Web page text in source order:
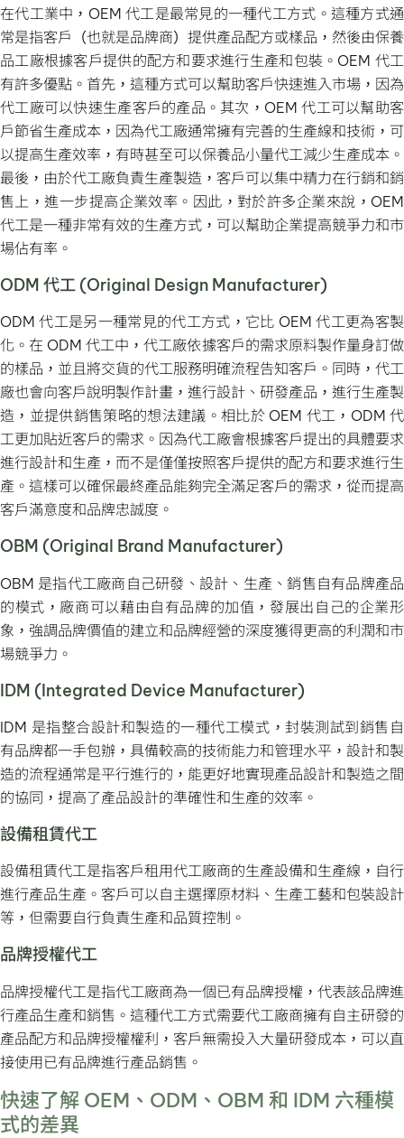
在代工業中，OEM 代工是最常見的一種代工方式。這種方式通
常是指客戶（也就是品牌商）提供產品配方或樣品，然後由保養
品工廠根據客戶提供的配方和要求進行生產和包裝。OEM 代工
有許多優點。首先，這種方式可以幫助客戶快速進入市場，因為
代工廠可以快速生產客戶的產品。其次，OEM 代工可以幫助客
戶節省生產成本，因為代工廠通常擁有完善的生產線和技術，可
以提高生產效率，有時甚至可以保養品小量代工減少生產成本。
最後，由於代工廠負責生產製造，客戶可以集中精力在行銷和銷
售上，進一步提高企業效率。因此，對於許多企業來說，OEM
代工是一種非常有效的生產方式，可以幫助企業提高競爭力和市
場佔有率。
ODM 代工 (Original Design Manufacturer)
ODM 代工是另一種常見的代工方式，它比 OEM 代工更為客製
化。在 ODM 代工中，代工廠依據客戶的需求原料製作量身訂做
的樣品，並且將交貨的代工服務明確流程告知客戶。同時，代工
廠也會向客戶說明製作計畫，進行設計、研發產品，進行生產製
造，並提供銷售策略的想法建議。相比於 OEM 代工，ODM 代
工更加貼近客戶的需求。因為代工廠會根據客戶提出的具體要求
進行設計和生產，而不是僅僅按照客戶提供的配方和要求進行生
產。這樣可以確保最終產品能夠完全滿足客戶的需求，從而提高
客戶滿意度和品牌忠誠度。
OBM (Original Brand Manufacturer)
OBM 是指代工廠商自己研發、設計、生產、銷售自有品牌產品
的模式，廠商可以藉由自有品牌的加值，發展出自己的企業形
象，強調品牌價值的建立和品牌經營的深度獲得更高的利潤和市
場競爭力。
IDM (Integrated Device Manufacturer)
IDM 是指整合設計和製造的一種代工模式，封裝測試到銷售自
有品牌都一手包辦，具備較高的技術能力和管理水平，設計和製
造的流程通常是平行進行的，能更好地實現產品設計和製造之間
的協同，提高了產品設計的準確性和生產的效率。
設備租賃代工
設備租賃代工是指客戶租用代工廠商的生產設備和生產線，自行
進行產品生產。客戶可以自主選擇原材料、生產工藝和包裝設計
等，但需要自行負責生產和品質控制。
品牌授權代工
品牌授權代工是指代工廠商為一個已有品牌授權，代表該品牌進
行產品生產和銷售。這種代工方式需要代工廠商擁有自主研發的
產品配方和品牌授權權利，客戶無需投入大量研發成本，可以直
接使用已有品牌進行產品銷售。
快速了解 OEM、ODM、OBM 和 IDM 六種模
式的差異